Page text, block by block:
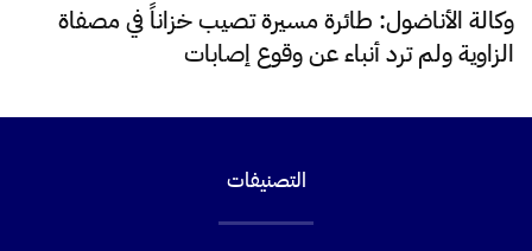
وكالة الأناضول: طائرة مسيرة تصيب خزاناً في مصفاة
الزاوية ولم ترد أنباء عن وقوع إصابات
التصنيفات